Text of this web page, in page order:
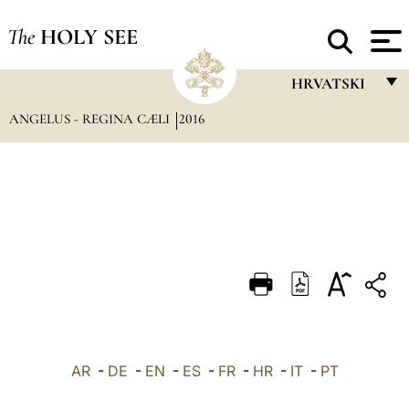
The HOLY SEE
HRVATSKI
DEUTSCH
العربيّة
ANGELUS - REGINA CÆLI 2016
AR- DE - EN - ES- FR- HR- IT- PT